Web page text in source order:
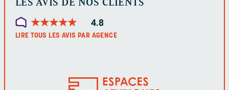
★★★★★
★★★★★ 4.8
LIRE TOUS LES AVIS PAR AGENCE